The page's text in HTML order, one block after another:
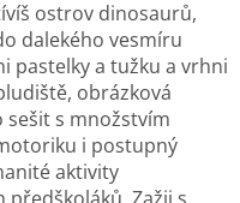
ostrov dinosaurů,
dalekého vesmíru
pastelky a tužku a vrhni
obrázková
sešit s množstvím
i postupný
aktivity